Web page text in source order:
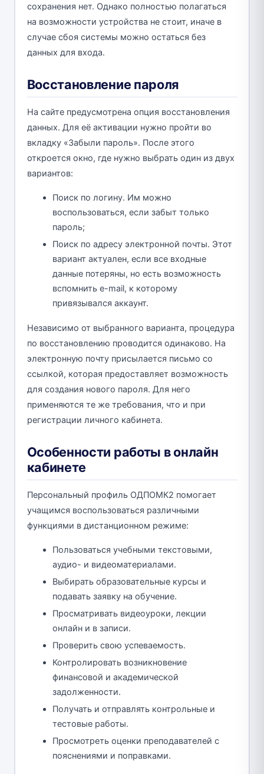
сохранения нет. Однако полностью полагаться
на возможности устройства не стоит, иначе в
случае сбоя системы можно остаться без
данных для входа.
Восстановление пароля
На сайте предусмотрена опция восстановления
данных. Для её активации нужно пройти во
вкладку «Забыли пароль». После этого
откроется окно, где нужно выбрать один из двух
вариантов:
Поиск по логину. Им можно
воспользоваться, если забыт только
пароль;
Поиск по адресу электронной почты. Этот
вариант актуален, если все входные
данные потеряны, но есть возможность
вспомнить e-mail, к которому
привязывался аккаунт.
Независимо от выбранного варианта, процедура
по восстановлению проводится одинаково. На
электронную почту присылается письмо со
ссылкой, которая предоставляет возможность
для создания нового пароля. Для него
применяются те же требования, что и при
регистрации личного кабинета.
Особенности работы в онлайн
кабинете
Персональный профиль ОДПОМК2 помогает
учащимся воспользоваться различными
функциями в дистанционном режиме:
Пользоваться учебными текстовыми,
аудио- и видеоматериалами.
Выбирать образовательные курсы и
подавать заявку на обучение.
Просматривать видеоуроки, лекции
онлайн и в записи.
Проверить свою успеваемость.
Контролировать возникновение
финансовой и академической
задолженности.
Получать и отправлять контрольные и
тестовые работы.
Просмотреть оценки преподавателей с
пояснениями и поправками.